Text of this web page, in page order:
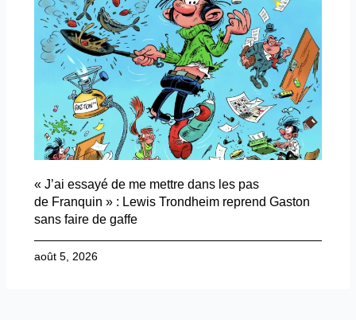
« J’ai essayé de me mettre dans les pas
de Franquin » : Lewis Trondheim reprend Gaston
sans faire de gaffe
août 5, 2026